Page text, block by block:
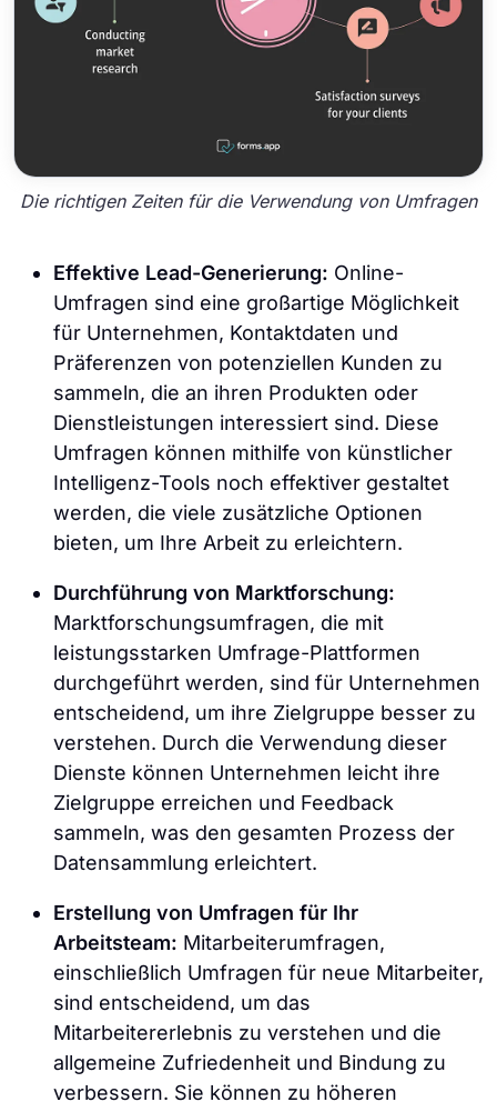
Die richtigen Zeiten für die Verwendung von Umfragen
Effektive Lead-Generierung: Online-
Umfragen sind eine großartige Möglichkeit
für Unternehmen, Kontaktdaten und
Präferenzen von potenziellen Kunden zu
sammeln, die an ihren Produkten oder
Dienstleistungen interessiert sind. Diese
Umfragen können mithilfe von künstlicher
Intelligenz-Tools noch effektiver gestaltet
werden, die viele zusätzliche Optionen
bieten, um Ihre Arbeit zu erleichtern.
Durchführung von Marktforschung:
Marktforschungsumfragen, die mit
leistungsstarken Umfrage-Plattformen
durchgeführt werden, sind für Unternehmen
entscheidend, um ihre Zielgruppe besser zu
verstehen. Durch die Verwendung dieser
Dienste können Unternehmen leicht ihre
Zielgruppe erreichen und Feedback
sammeln, was den gesamten Prozess der
Datensammlung erleichtert.
Erstellung von Umfragen für Ihr
Arbeitsteam: Mitarbeiterumfragen,
einschließlich Umfragen für neue Mitarbeiter,
sind entscheidend, um das
Mitarbeitererlebnis zu verstehen und die
allgemeine Zufriedenheit und Bindung zu
verbessern. Sie können zu höheren